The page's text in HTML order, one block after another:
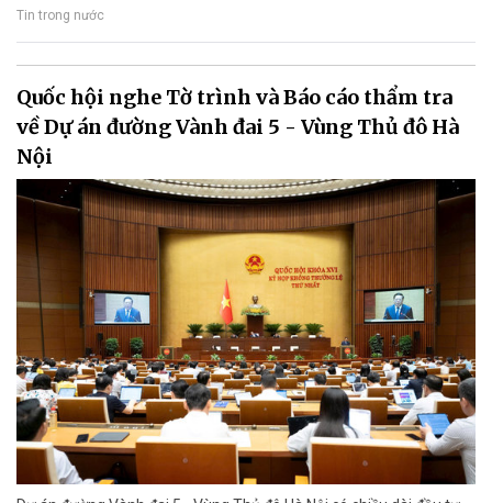
Tin trong nước
Quốc hội nghe Tờ trình và Báo cáo thẩm tra
về Dự án đường Vành đai 5 - Vùng Thủ đô Hà
Nội